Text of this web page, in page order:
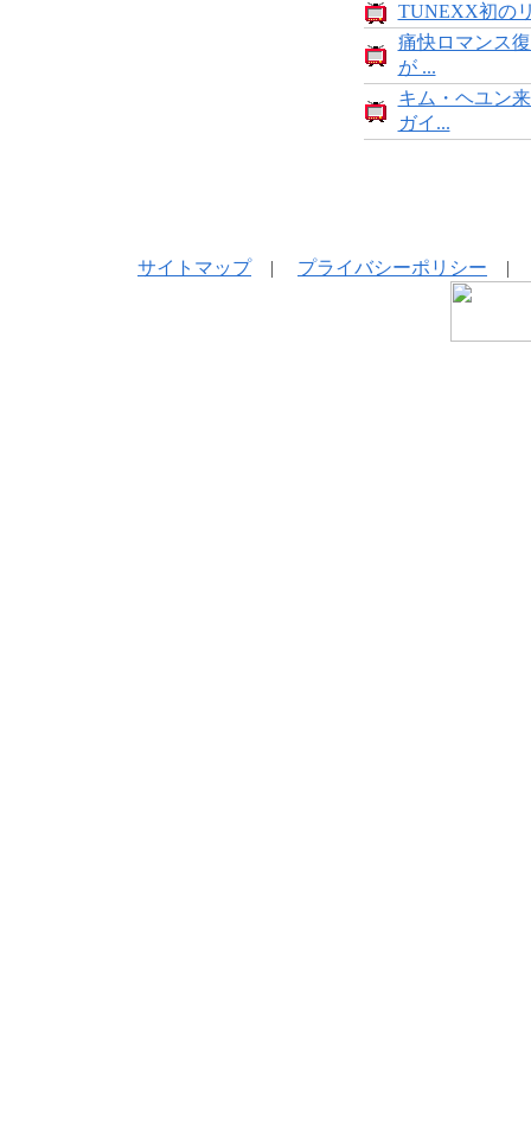
TUNEXX初の
痛快ロマンス
が ...
キム・ヘユン
ガイ...
サイトマップ| プライバシーポリシー